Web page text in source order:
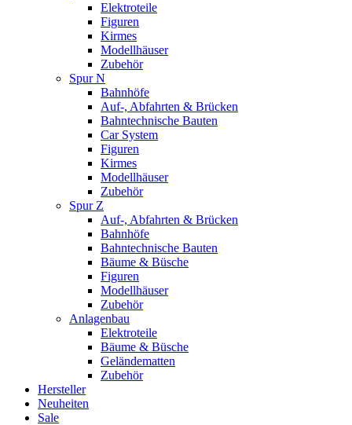
Elektroteile
Figuren
Kirmes
Modellhäuser
Zubehör
Spur N
Bahnhöfe
Auf-, Abfahrten & Brücken
Bahntechnische Bauten
Car System
Figuren
Kirmes
Modellhäuser
Zubehör
Spur Z
Auf-, Abfahrten & Brücken
Bahnhöfe
Bahntechnische Bauten
Bäume & Büsche
Figuren
Modellhäuser
Zubehör
Anlagenbau
Elektroteile
Bäume & Büsche
Geländematten
Zubehör
Hersteller
Neuheiten
Sale